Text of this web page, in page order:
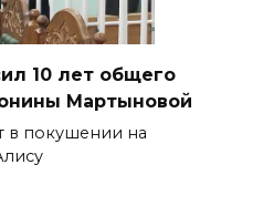
10 лет общего
Мартыновой
покушении на